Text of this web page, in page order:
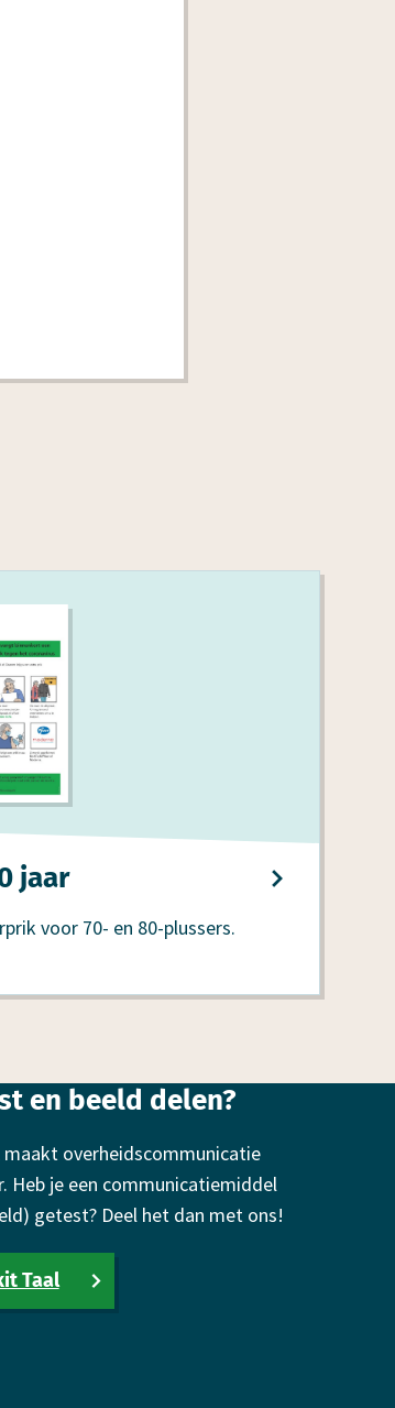
jaar
voor 70- en 80-plussers.
en beeld delen?
overheidscommunicatie
Heb je een communicatiemiddel
getest? Deel het dan met ons!
Taal